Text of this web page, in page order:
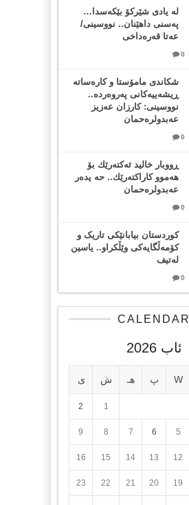
لە یادی شێرکۆ بێکەسدا…
پەسنی داهێنان.. نووسینی/
عەتا قەرەداخی
0
شکاندی مامۆستا و کارەساتە
ڕیشەییەکانی پەروەردە..
نووسینی: کارزان عەزیز
عەبدولرەحمان
0
ڕووبار خالید ئەكتەرێك بۆ
هەموو كاراكتەرێك.. حه یدەر
عەبدولرەحمان
0
کوردستان بیابانێکی تاریک و
کۆمەڵگایەکی وێڵکراو.. یاسین
لەتیف
0
CALENDAR
ئاب 2026
W پ هـ ش ی
1
2
5
6
7
8
9
12
13
14
15
16
19
20
21
22
23